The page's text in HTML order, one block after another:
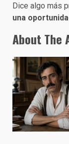
Dice algo más
una
About The